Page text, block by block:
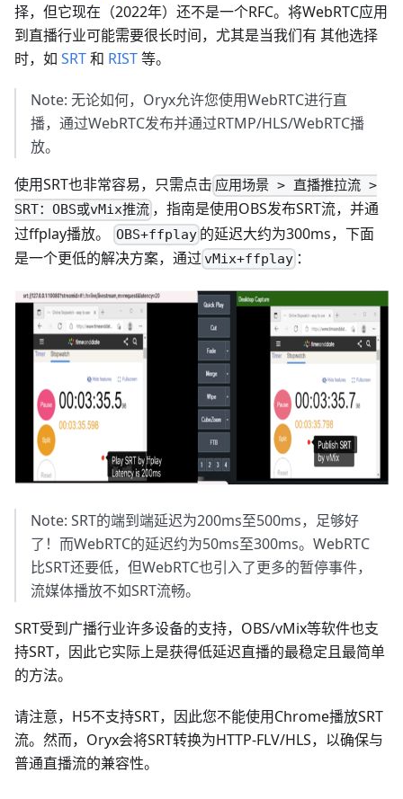
择，但它现在（2022年）还不是一个RFC。将WebRTC应用
到直播行业可能需要很长时间，尤其是当我们有 其他选择
时，如 SRT和 RIST等。
Note: 无论如何，Oryx允许您使用WebRTC进行直
播，通过WebRTC发布并通过RTMP/HLS/WebRTC播
放。
使用SRT也非常容易，只需点击 应用场景 > 直播推拉流 >
SRT：OBS或vMix推流 ，指南是使用OBS发布SRT流，并通
过ffplay播放。
OBS+ffplay 的延迟大约为300ms，下面
是一个更低的解决方案，通过 vMix+ffplay ：
Note: SRT的端到端延迟为200ms至500ms，足够好
了！而WebRTC的延迟约为50ms至300ms。WebRTC
比SRT还要低，但WebRTC也引入了更多的暂停事件，
流媒体播放不如SRT流畅。
SRT受到广播行业许多设备的支持，OBS/vMix等软件也支
持SRT，因此它实际上是获得低延迟直播的最稳定且最简单
的方法。
请注意，H5不支持SRT，因此您不能使用Chrome播放SRT
流。然而，Oryx会将SRT转换为HTTP-FLV/HLS，以确保与
普通直播流的兼容性。